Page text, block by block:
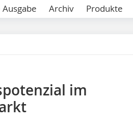
Archiv Produkte
im